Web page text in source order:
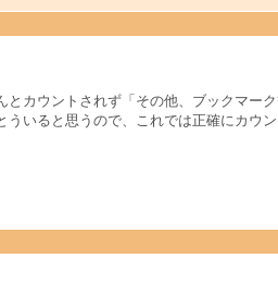
カウントされず「その他、ブックマーク
いると思うので、これでは正確にカウン